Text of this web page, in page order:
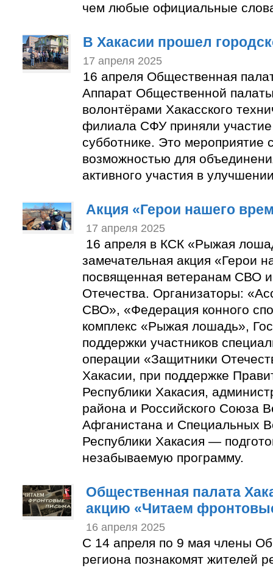
чем любые официальные
В Хакасии прошел
17 апреля 2025
16 апреля Общественная
Аппарат Общественной
волонтёрами Хакасского
филиала СФУ приняли участие
субботнике. Это мероприятие
возможностью для
активного участия в
Акция «Герои нашего
17 апреля 2025
16 апреля в КСК «Рыжая
замечательная акция «Герои
посвященная ветеранам СВО
Отечества. Организаторы:
СВО», «Федерация конного
комплекс «Рыжая лошадь»,
поддержки участников
операции «Защитники
Хакасии, при поддержке
Республики Хакасия,
района и Российского Союза
Афганистана и Специальных
Республики Хакасия —
незабываемую программу.
Общественная палата
акцию «Читаем
16 апреля 2025
С 14 апреля по 9 мая члены
региона познакомят жителей